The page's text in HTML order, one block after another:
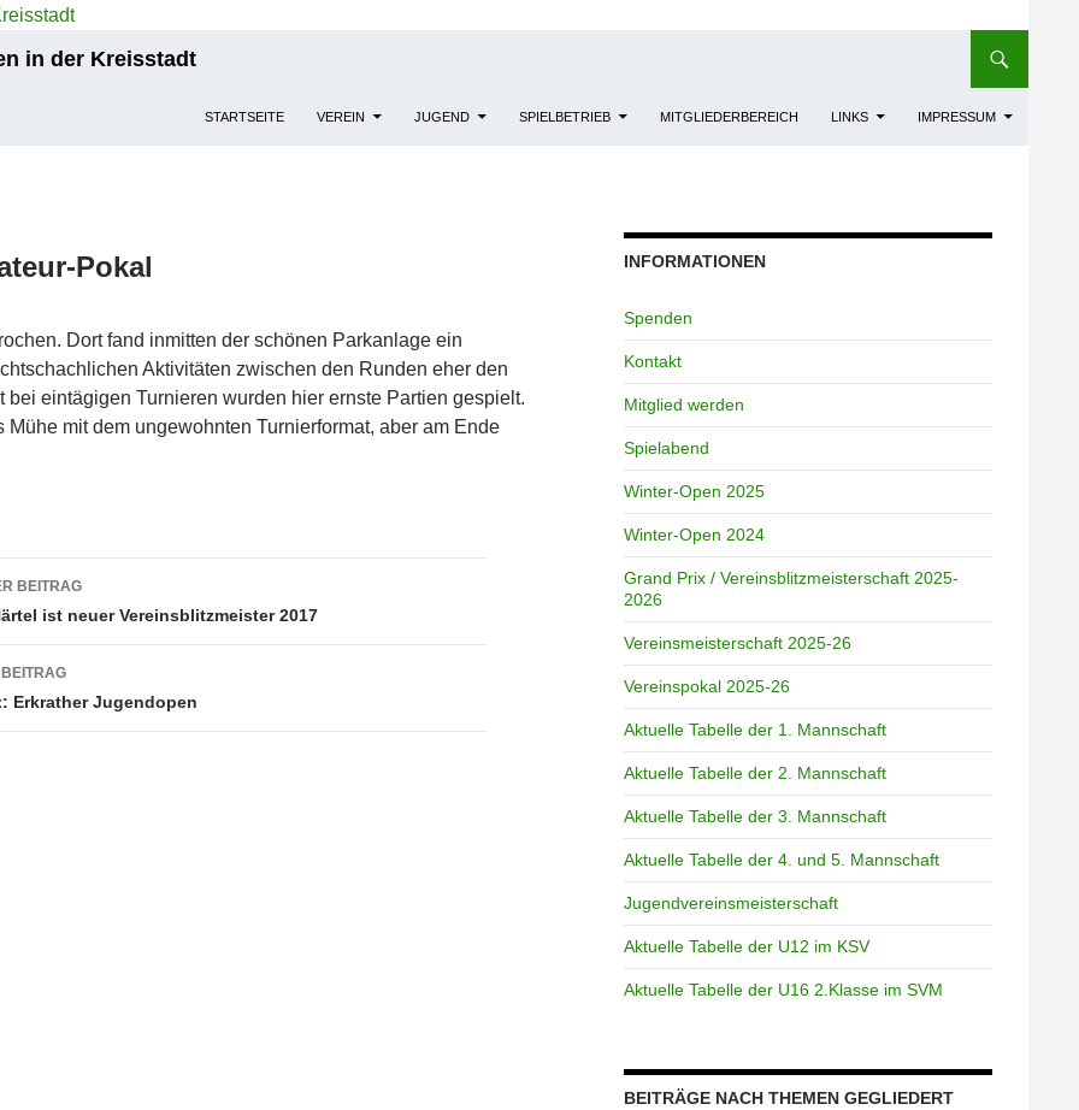
in der Kreisstadt
STARTSEITE VEREIN JUGEND SPIELBETRIEB MITGLIEDERBEREICH LINKS IMPRESSUM
Pokal
Dort fand inmitten der schönen Parkanlage ein
Aktivitäten zwischen den Runden eher den
eintägigen Turnieren wurden hier ernste Partien gespielt.
mit dem ungewohnten Turnierformat, aber am Ende
BEITRAG
ist neuer Vereinsblitzmeister 2017
Erkrather Jugendopen
INFORMATIONEN
Spenden
Kontakt
Mitglied werden
Spielabend
Winter-Open 2025
Winter-Open 2024
Grand Prix / Vereinsblitzmeisterschaft 2025-
2026
Vereinsmeisterschaft 2025-26
Vereinspokal 2025-26
Aktuelle Tabelle der 1. Mannschaft
Aktuelle Tabelle der 2. Mannschaft
Aktuelle Tabelle der 3. Mannschaft
Aktuelle Tabelle der 4. und 5. Mannschaft
Jugendvereinsmeisterschaft
Aktuelle Tabelle der U12 im KSV
Aktuelle Tabelle der U16 2.Klasse im SVM
BEITRÄGE NACH THEMEN GEGLIEDERT